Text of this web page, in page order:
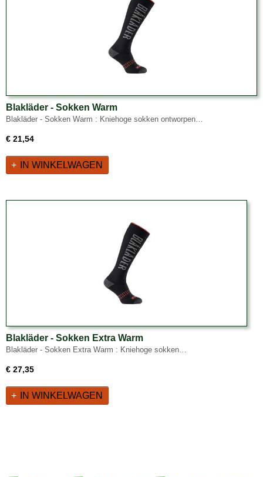
Blakläder - Sokken Warm
Blakläder - Sokken Warm : Kniehoge sokken ontworpen…
€ 21,54
IN WINKELWAGEN
Blakläder - Sokken Extra Warm
Blakläder - Sokken Extra Warm : Kniehoge sokken…
€ 27,35
IN WINKELWAGEN